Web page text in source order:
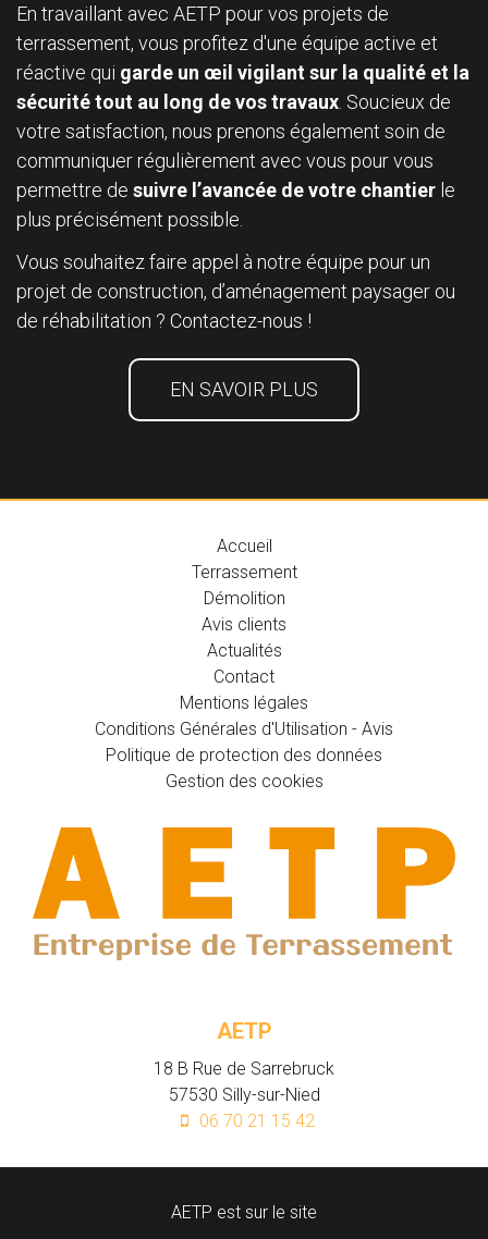
En travaillant avec AETP pour vos projets de
terrassement, vous profitez d'une équipe active et
réactive qui garde un œil vigilant sur la qualité et la
sécurité tout au long de vos travaux . Soucieux de
votre satisfaction, nous prenons également soin de
communiquer régulièrement avec vous pour vous
permettre de suivre l’avancée de votre chantier le
plus précisément possible.
Vous souhaitez faire appel à notre équipe pour un
projet de construction, d’aménagement paysager ou
de réhabilitation ? Contactez-nous !
EN SAVOIR PLUS
Accueil
Terrassement
Démolition
Avis clients
Actualités
Contact
Mentions légales
Conditions Générales d'Utilisation - Avis
Politique de protection des données
Gestion des cookies
AETP
18 B Rue de Sarrebruck
57530 Silly-sur-Nied
06 70 21 15 42
AETP est sur le site